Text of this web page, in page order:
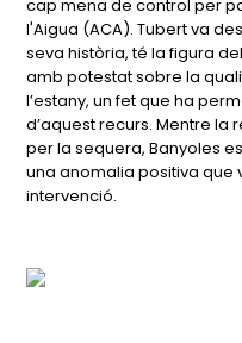
cap mena de control per
l'Aigua (ACA). Tubert va
seva història, té la figura
amb potestat sobre la
l’estany, un fet que ha
d’aquest recurs. Mentre la
per la sequera, Banyoles
una anomalia positiva que
intervenció.